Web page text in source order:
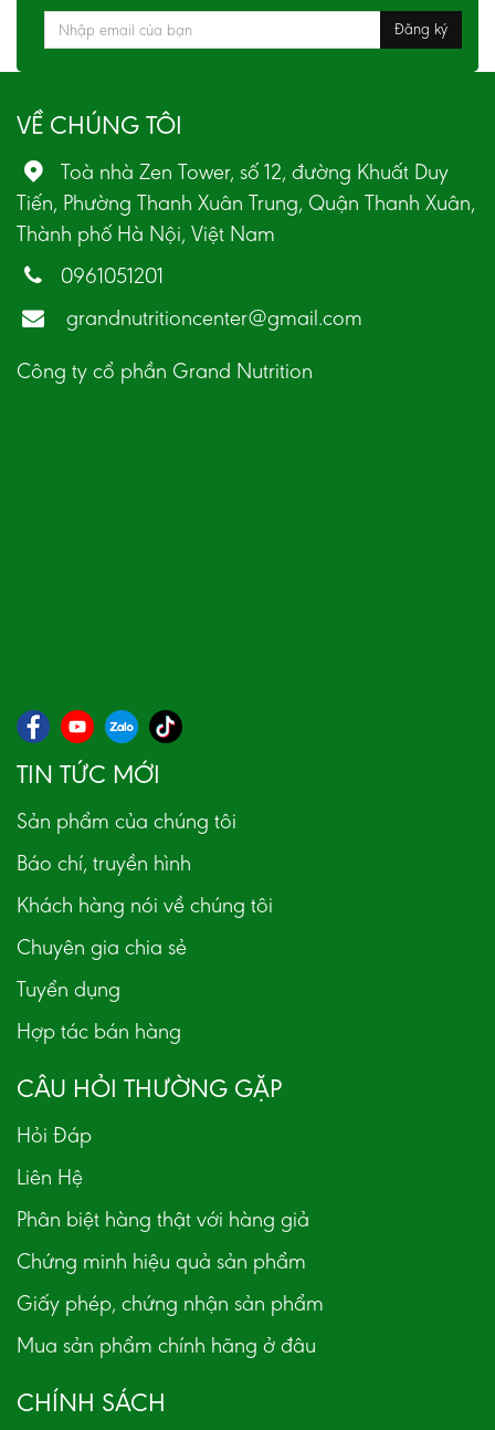
VỀ CHÚNG TÔI
Toà nhà Zen Tower, số 12, đường Khuất Duy
Tiến, Phường Thanh Xuân Trung, Quận Thanh Xuân,
Thành phố Hà Nội, Việt Nam
0961051201
grandnutritioncenter@gmail.com
Công ty cổ phần Grand Nutrition
TIN TỨC MỚI
Sản phẩm của chúng tôi
Báo chí, truyền hình
Khách hàng nói về chúng tôi
Chuyên gia chia sẻ
Tuyển dụng
Hợp tác bán hàng
CÂU HỎI THƯỜNG GẶP
Hỏi Đáp
Liên Hệ
Phân biệt hàng thật với hàng giả
Chứng minh hiệu quả sản phẩm
Giấy phép, chứng nhận sản phẩm
Mua sản phẩm chính hãng ở đâu
CHÍNH SÁCH